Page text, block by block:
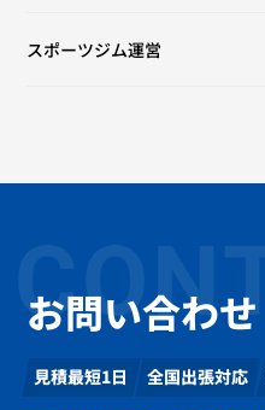
スポーツジム運営
お問い合わせ
見積最短1日 全国出張対応